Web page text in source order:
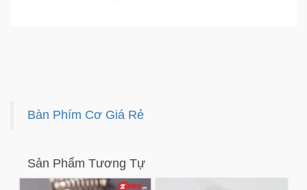
Bàn Phím Cơ Giá Rẻ
Sản Phẩm Tương Tự